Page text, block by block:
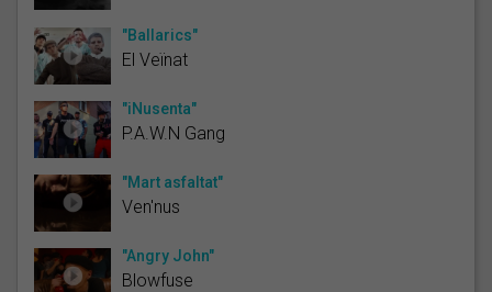
"Ballarics"
El Veïnat
"iNusenta"
P.A.W.N Gang
"Mart asfaltat"
Ven'nus
"Angry John"
Blowfuse